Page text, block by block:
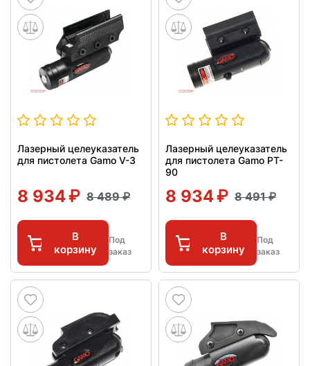
Лазерный целеуказатель
для пистолета Gamo V-3
8 934 8 489
В
корзину
Под
заказ
Лазерный целеуказатель
для пистолета Gamo PT-
90
8 934 8 491
В
корзину
Под
заказ